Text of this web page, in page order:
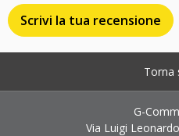
Scrivi la tua recensione
Torna
G-
Via Luigi